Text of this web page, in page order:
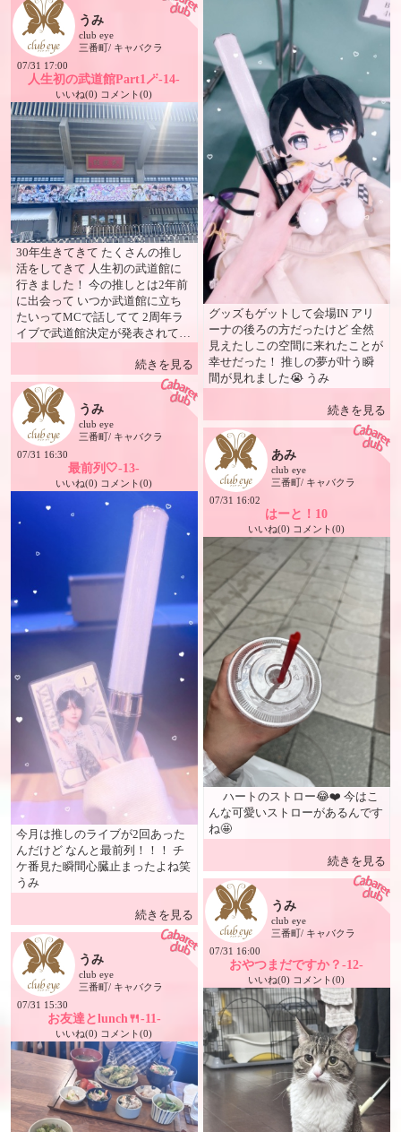
として愛されるステキな女性を目
指し、共に学び、共に成長してい
けるお店を日々つくり続けます😊
🍽 食事処アカウント
Instagram【@club_eye_foods1】
では、街中やおすすめの飲食店を
どんどん紹介中✨ ぜひフォロー
してください😊 🍻 クラブアイ＆
Cats システム 飲み放題コース
（60分） 7,700円 キープコース
（90分） 7,700円 （各種ボトル
あり） 延長30分 3,300円 ✨指名料
無料 ✨シングルチャージ無料 ✨
同伴料無料 飲み放題・キープコ
ースどちらでも 🍺アサヒスーパ
ードライ生ビールOK！ 宴会への
女の子無料派遣も大歓迎✨ 「女の
子呼んでや〜！」というお客様・
飲食店様もお気軽にどうぞ😆 他
にはない魅力が詰まったキャバク
ラです✨ 📱 SNS・メディア 📸
Instagram
@club_eye_yuki1117（ストーリ
ー毎日更新中✨） 🌐 Facebook 五
きチャンネル 🎵 TikTok
@igarashiyuki1117 📝 ナビパラ・
ポケパラ・ナイツネット掲載中
🎶 五十嵐ゆき テーマソング 『お
まえとおったらおもろいわ〜🎵
どこのどいつもかなわんわ〜🎵』
📌 #ハイハーイ #なんとなんと #
五十嵐ゆきシャンパンコール #松
山ナンバーワンクラブアイ #愛媛
県
グッズもゲットして会場IN アリ
ーナの後ろの方だったけど 全然
見えたしこの空間に来れたことが
幸せだった！ 推しの夢が叶う瞬
続きを見る
うみ
club eye
三番町/ キャバクラ
07/31 17:00
人生初の武道館Part1🪄-14-
いいね(0) コメント(0)
30年生きてきて たくさんの推し
活をしてきて 人生初の武道館に
行きました！ 今の推しとは2年前
に出会って いつか武道館に立ち
たいってMCで話してて 2周年ラ
イブで武道館決定が発表されて
続きを見る
うみ
club eye
三番町/ キャバクラ
07/31 16:30
最前列‎🤍-13-
いいね(0) コメント(0)
今月は推しのライブが2回あった
んだけど なんと最前列！！！ チ
ケ番見た瞬間心臓止まったよね笑
続きを見る
あみ
club eye
三番町/ キャバクラ
07/31 16:02
はーと！10
いいね(0) コメント(0)
んな可愛いストローがあるんです
ね🤩
続きを見る
うみ
club eye
三番町/ キャバクラ
07/31 16:00
おやつまだですか？-12-
いいね(0) コメント(0)
うみ
club eye
三番町/ キャバクラ
07/31 15:30
お友達とlunch🍴-11-
いいね(0) コメント(0)